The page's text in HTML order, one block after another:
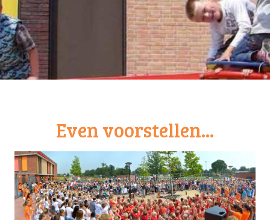
Even voorstellen...